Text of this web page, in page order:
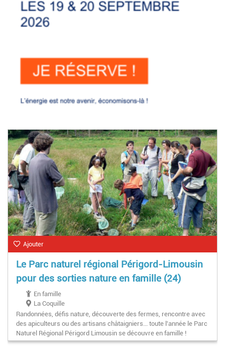
Ajouter
Le Parc naturel régional Périgord-Limousin
pour des sorties nature en famille (24)
En famille
La Coquille
Randonnées, défis nature, découverte des fermes, rencontre avec
des apiculteurs ou des artisans châtaigniers... toute l'année le Parc
Naturel Régional Périgord Limousin se découvre en famille !